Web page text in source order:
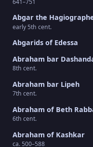
Abgar the
early 5th cent.
Abgarids of Edessa
Abraham bar
8th cent.
Abraham bar Lipeh
7th cent.
Abraham of Beth
6th cent.
Abraham of Kashkar
ca. 500–588